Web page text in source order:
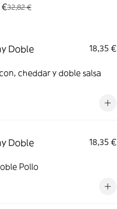
€32,82 €
Doble
18,35 €
cheddar y doble salsa
Doble
18,35 €
Pollo